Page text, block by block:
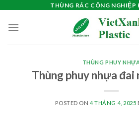
content
THÙNG RÁC CÔNG NGHIỆP
THÙNG PHUY
Thùng phuy nhựa
POSTED ON4 THÁNG 4, 2025